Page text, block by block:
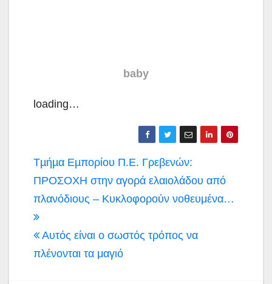
baby
loading…
Πλοήγηση
άρθρων
Τµήµα Εµπορίου Π.Ε. Γρεβενών:
ΠΡΟΣΟΧΗ στην αγορά ελαιολάδου από
πλανόδιους – Κυκλοφορούν νοθευμένα…
Αυτός είναι ο σωστός τρόπος να
πλένονται τα μαγιό